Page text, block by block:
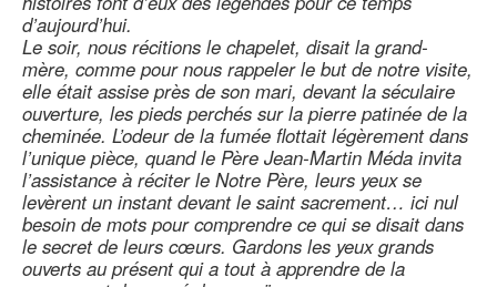
d’aujourd’hui.
Le soir, nous récitions le chapelet, disait la grand-
mère, comme pour nous rappeler le but de notre visite,
elle était assise près de son mari, devant la séculaire
ouverture, les pieds perchés sur la pierre patinée de la
cheminée. L’odeur de la fumée flottait légèrement dans
l’unique pièce, quand le Père Jean-Martin Méda invita
l’assistance à réciter le Notre Père, leurs yeux se
levèrent un instant devant le saint sacrement… ici nul
besoin de mots pour comprendre ce qui se disait dans
le secret de leurs cœurs. Gardons les yeux grands
ouverts au présent qui a tout à apprendre de la